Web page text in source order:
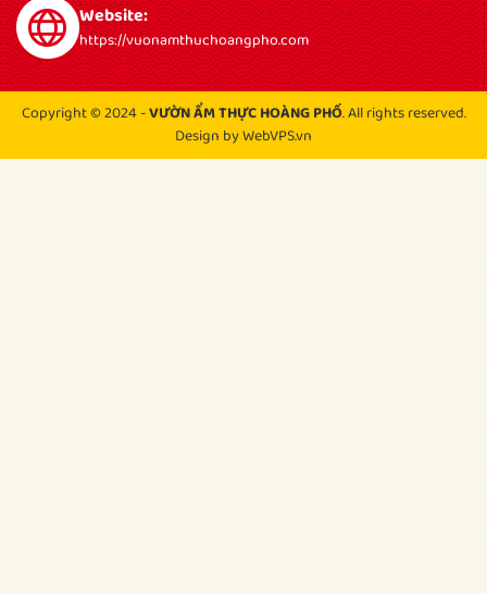
Website:
https://vuonamthuchoangpho.com
Copyright © 2024 -VƯỜN ẨM THỰC HOÀNG PHỐ. All rights reserved.
Design by WebVPS.vn